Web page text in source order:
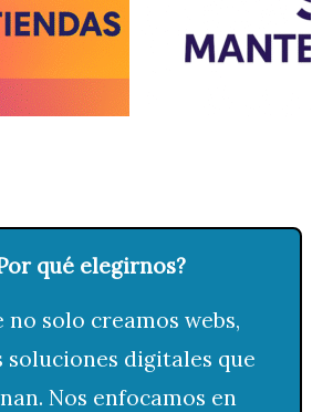
or qué elegirnos?
no solo creamos webs,
soluciones digitales que
Nos enfocamos en